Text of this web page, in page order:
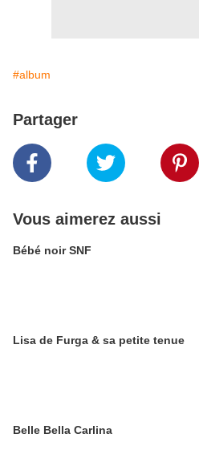
#album
Partager
Vous aimerez aussi
Bébé noir SNF
Lisa de Furga & sa petite tenue
Belle Bella Carlina